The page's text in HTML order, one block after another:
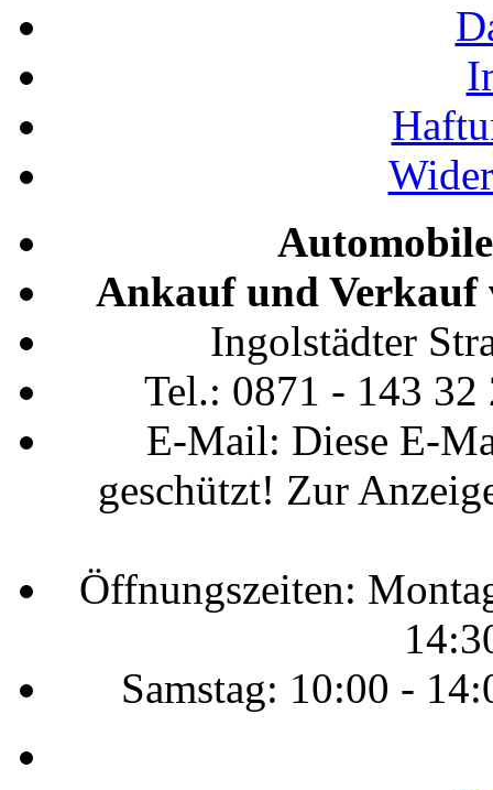
Ankauf und Verkauf
Ingolstädter
Tel.: 0871 - 143
E-Mail: Diese E-
geschützt! Zur
Öffnungszeiten:
Samstag: 10:00 -